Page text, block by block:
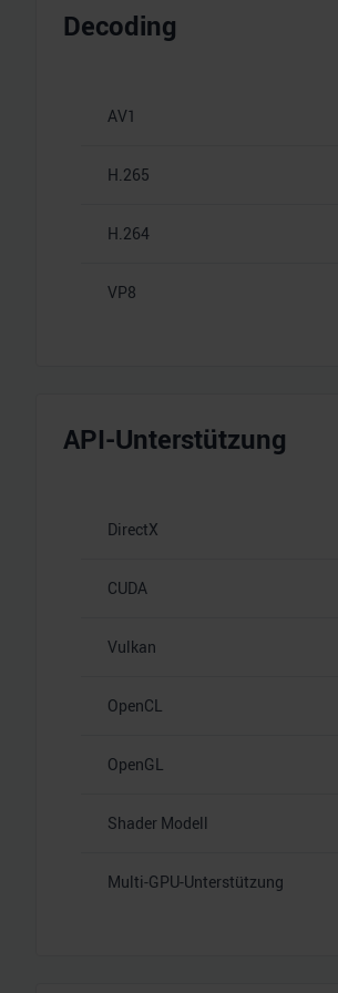
Decoding
AV1
H.265
H.264
VP8
API-Unterstützung
DirectX
CUDA
Vulkan
OpenCL
OpenGL
Shader Modell
Multi-GPU-Unterstützung